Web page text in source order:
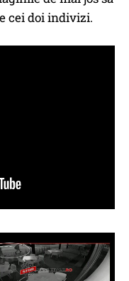
cei doi indivizi.